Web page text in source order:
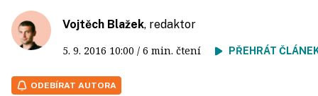
Vojtěch Blažek, redaktor
5. 9. 2016 10:00 / 6 min. čtení PŘEHRÁT
ODEBÍRAT AUTORA